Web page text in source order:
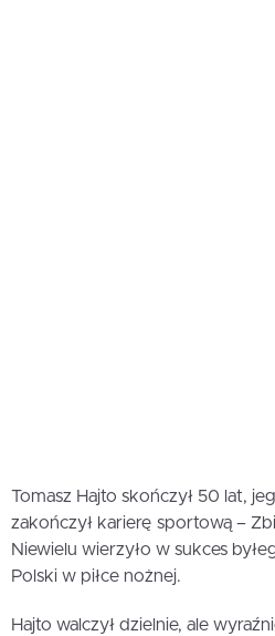
Tomasz Hajto skończył 50 lat,
zakończył karierę sportową –
Niewielu wierzyło w sukces
Polski w piłce nożnej.
Hajto walczył dzielnie, ale